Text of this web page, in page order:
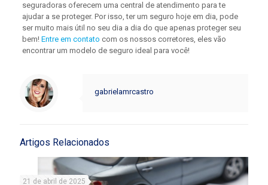
seguradoras oferecem uma central de atendimento para te
ajudar a se proteger. Por isso, ter um seguro hoje em dia, pode
ser muito mais útil no seu dia a dia do que apenas proteger seu
bem! Entre em contato com os nossos corretores, eles vão
encontrar um modelo de seguro ideal para você!
gabrielamrcastro
Artigos Relacionados
21 de abril de 2025